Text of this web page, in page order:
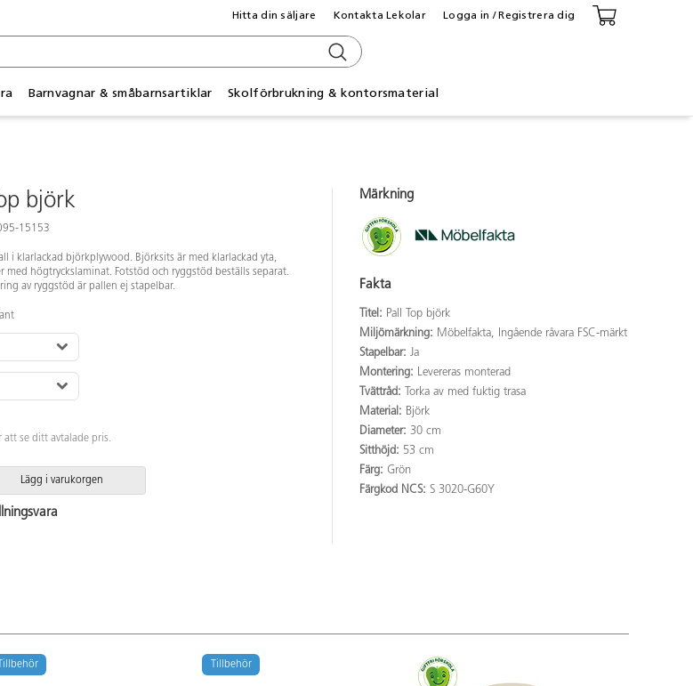
Barnvagnar & småbarnsartiklar Skolförbrukning & kontorsmaterial
Hitta din säljare Kontakta Lekolar Logga in / Registrera dig
björk
15153
i klarlackad björkplywood. Björksits är med klarlackad yta,
med högtryckslaminat. Fotstöd och ryggstöd beställs separat.
av ryggstöd är pallen ej stapelbar.
att se ditt avtalade pris.
Lägg i varukorgen
Märkning
Fakta
Titel: Pall Top björk
Miljömärkning: Möbelfakta, Ingående råvara FSC-märkt
Stapelbar: Ja
Montering: Levereras monterad
Tvättråd:
Torka av med fuktig trasa
Material: Björk
Diameter: 30 cm
Sitthöjd: 53 cm
Färg: Grön
Färgkod NCS: S 3020-G60Y
Tillbehör Tillbehör